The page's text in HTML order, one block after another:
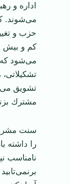
اداره و
می‌شوند.
حزب و
کم و بیش
می‌شود كه
تشويق
مشترك
‏سنت
را داشته
نامناسب